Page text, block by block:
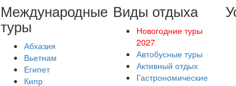
Международные
туры
Абхазия
Вьетнам
Египет
Кипр
Виды отдыха
Новогодние туры
2027
Автобусные туры
Активный отдых
Гастрономические